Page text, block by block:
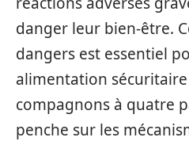
danger leur bien-être.
dangers est essentiel
alimentation
compagnons à quatre
penche sur les